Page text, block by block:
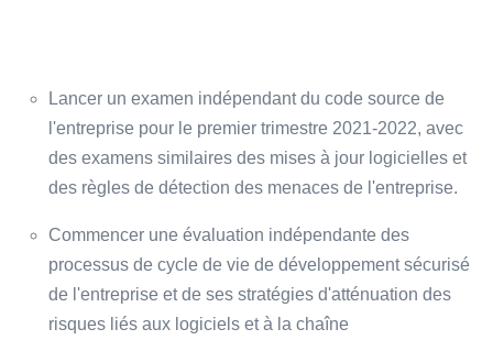
Lancer un examen indépendant du code source de
l'entreprise pour le premier trimestre 2021-2022, avec
des examens similaires des mises à jour logicielles et
des règles de détection des menaces de l'entreprise.
Commencer une évaluation indépendante des
processus de cycle de vie de développement sécurisé
de l'entreprise et de ses stratégies d'atténuation des
risques liés aux logiciels et à la chaîne